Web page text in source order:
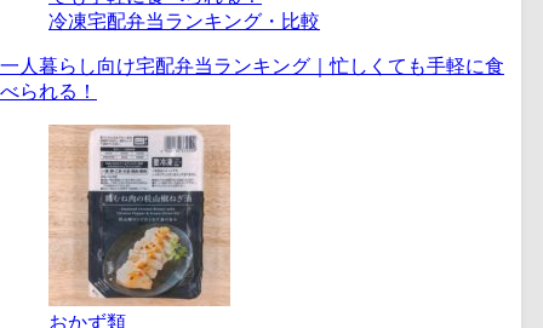
冷凍宅配弁当ランキング・比較
一人暮らし向け宅配弁当ランキング｜忙しくても手軽に食
べられる！
おかず類